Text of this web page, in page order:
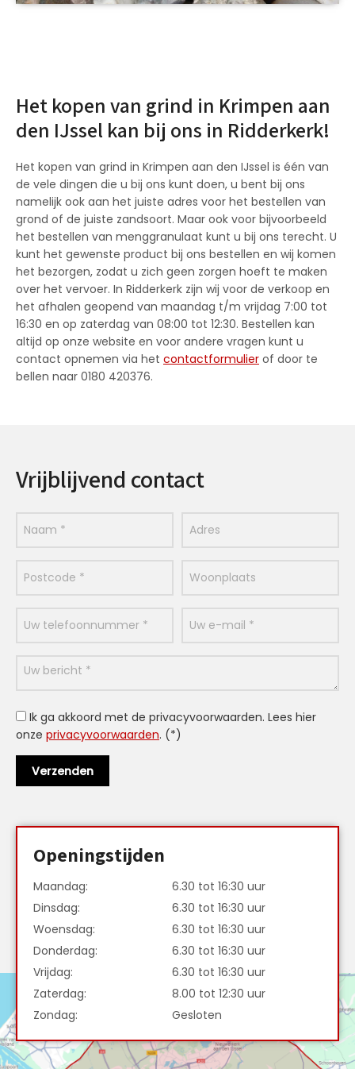
Het kopen van grind in Krimpen aan
den IJssel kan bij ons in Ridderkerk!
Het kopen van grind in Krimpen aan den IJssel is één van
de vele dingen die u bij ons kunt doen, u bent bij ons
namelijk ook aan het juiste adres voor het bestellen van
grond of de juiste zandsoort. Maar ook voor bijvoorbeeld
het bestellen van menggranulaat kunt u bij ons terecht. U
kunt het gewenste product bij ons bestellen en wij komen
het bezorgen, zodat u zich geen zorgen hoeft te maken
over het vervoer. In Ridderkerk zijn wij voor de verkoop en
het afhalen geopend van maandag t/m vrijdag 7:00 tot
16:30 en op zaterdag van 08:00 tot 12:30. Bestellen kan
altijd op onze website en voor andere vragen kunt u
contact opnemen via het contactformulier of door te
bellen naar 0180 420376.
Vrijblijvend contact
Ik ga akkoord met de privacyvoorwaarden. Lees hier
onze privacyvoorwaarden. (*)
Openingstijden
Maandag:
6.30 tot 16:30 uur
Dinsdag:
6.30 tot 16:30 uur
Woensdag:
6.30 tot 16:30 uur
Donderdag:
6.30 tot 16:30 uur
Vrijdag:
6.30 tot 16:30 uur
Zaterdag:
8.00 tot 12:30 uur
Zondag:
Gesloten